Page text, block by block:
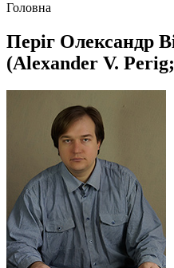
Головна
Періг Олександр
(Alexander V.